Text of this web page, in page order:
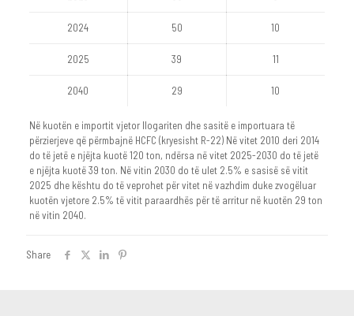
2024 50 10
2025 39 11
2040 29 10
Në kuotën e importit vjetor llogariten dhe sasitë e importuara të
përzierjeve që përmbajnë HCFC (kryesisht R-22) Në vitet 2010 deri 2014
do të jetë e njëjta kuotë 120 ton, ndërsa në vitet 2025-2030 do të jetë
e njëjta kuotë 39 ton. Në vitin 2030 do të ulet 2.5% e sasisë së vitit
2025 dhe kështu do të veprohet për vitet në vazhdim duke zvogëluar
kuotën vjetore 2.5% të vitit paraardhës për të arritur në kuotën 29 ton
në vitin 2040.
Share